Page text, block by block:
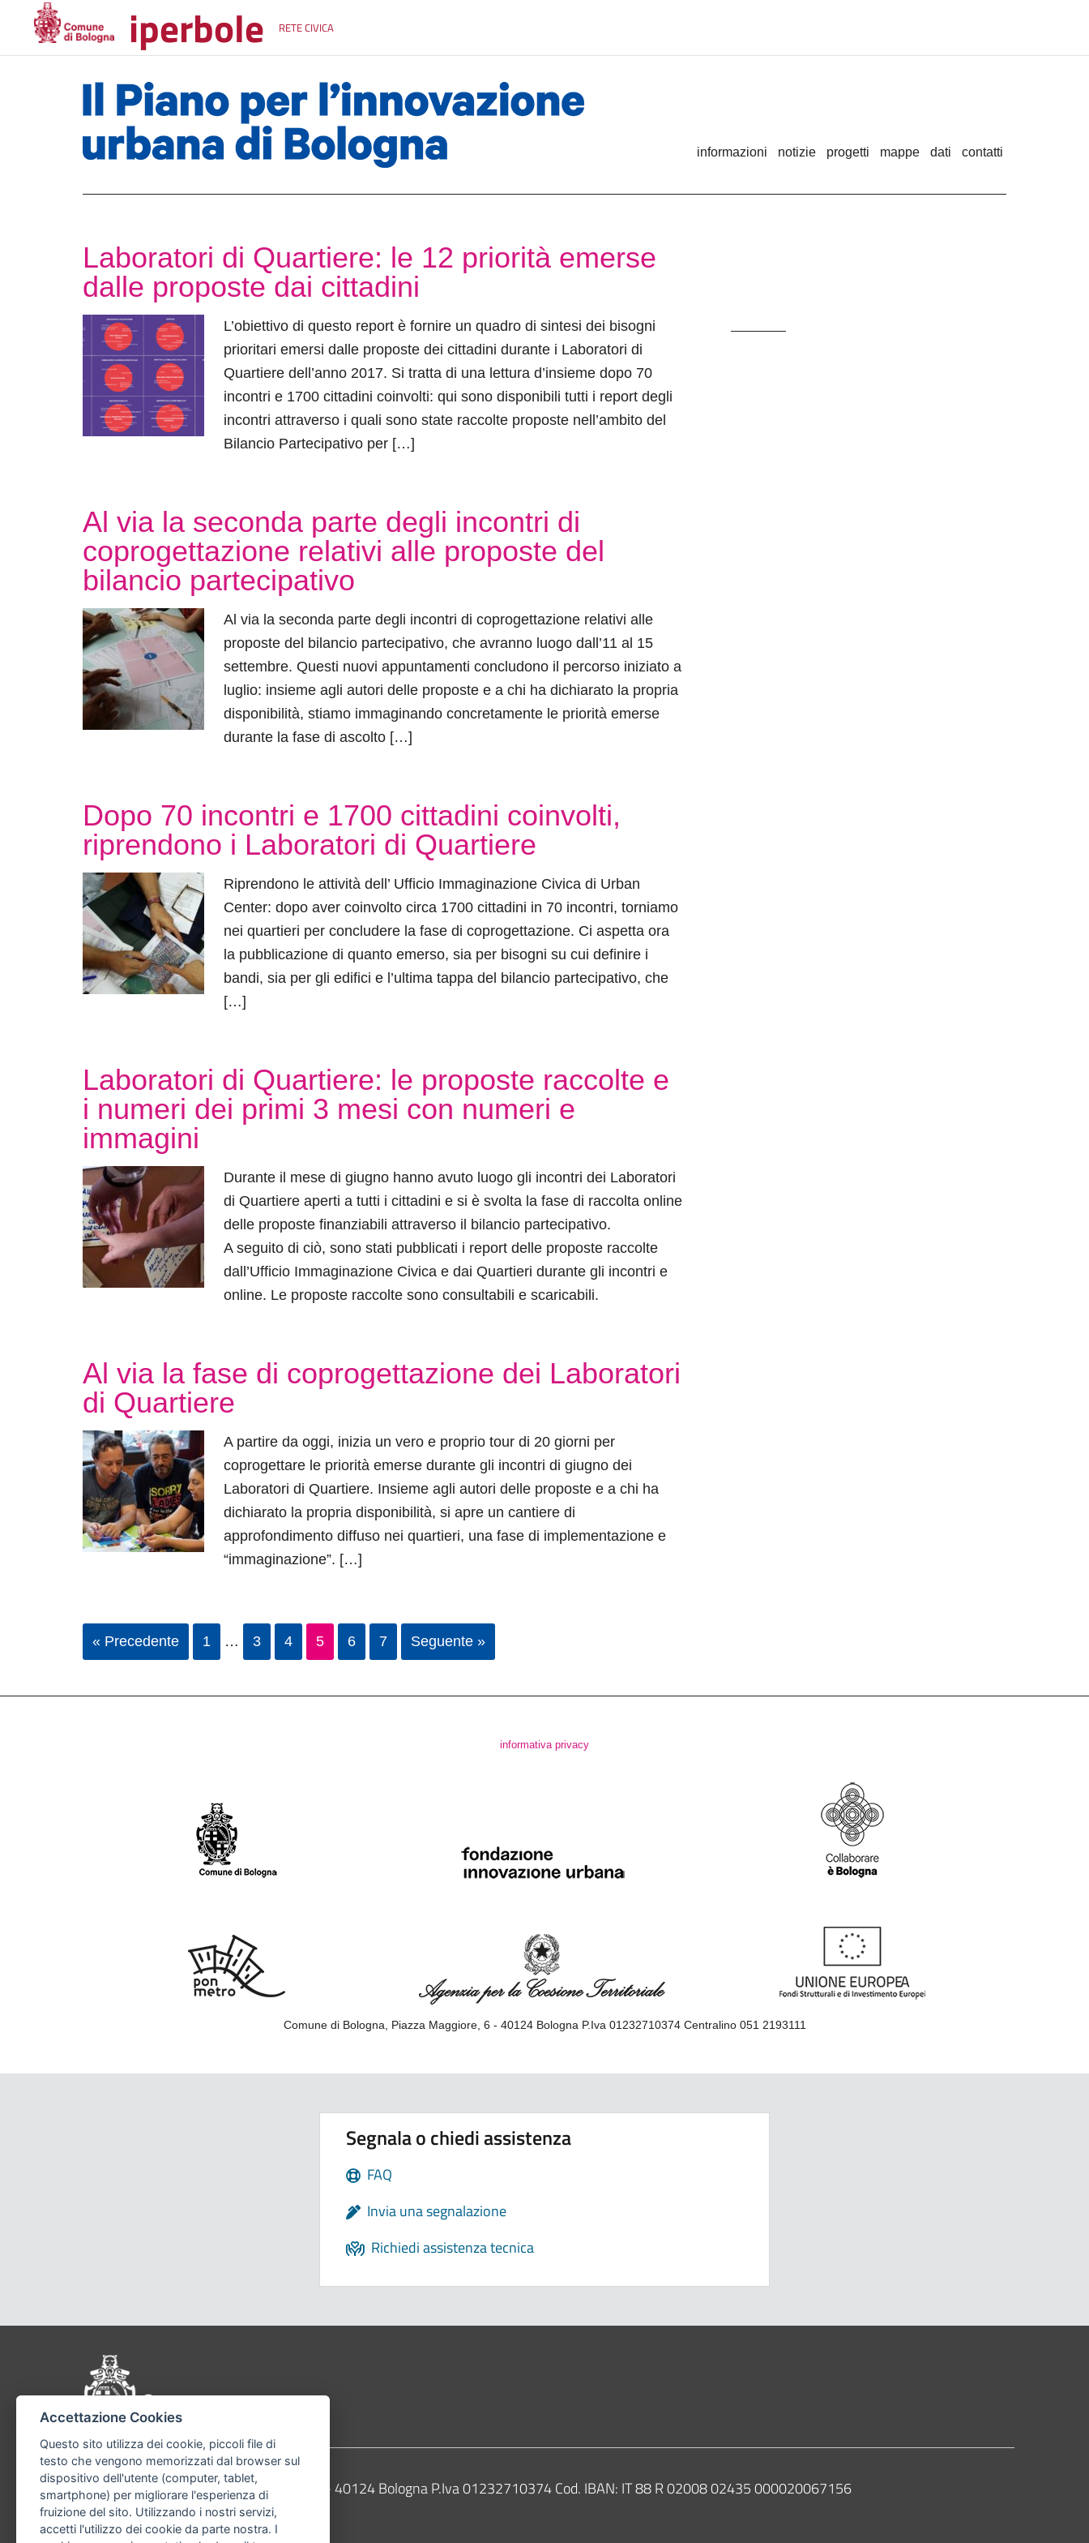
iperbole RETE CIVICA
informazioni notizie progetti mappe dati contatti
Laboratori di Quartiere: le 12 priorità emerse
dalle proposte dai cittadini
L’obiettivo di questo report è fornire un quadro di sintesi dei bisogni
prioritari emersi dalle proposte dei cittadini durante i Laboratori di
Quartiere dell’anno 2017. Si tratta di una lettura d’insieme dopo 70
incontri e 1700 cittadini coinvolti: qui sono disponibili tutti i report degli
incontri attraverso i quali sono state raccolte proposte nell’ambito del
Bilancio Partecipativo per […]
Al via la seconda parte degli incontri di
coprogettazione relativi alle proposte del
bilancio partecipativo
Al via la seconda parte degli incontri di coprogettazione relativi alle
proposte del bilancio partecipativo, che avranno luogo dall’11 al 15
settembre. Questi nuovi appuntamenti concludono il percorso iniziato a
luglio: insieme agli autori delle proposte e a chi ha dichiarato la propria
disponibilità, stiamo immaginando concretamente le priorità emerse
durante la fase di ascolto […]
Dopo 70 incontri e 1700 cittadini coinvolti,
riprendono i Laboratori di Quartiere
Riprendono le attività dell’ Ufficio Immaginazione Civica di Urban
Center: dopo aver coinvolto circa 1700 cittadini in 70 incontri, torniamo
nei quartieri per concludere la fase di coprogettazione. Ci aspetta ora
la pubblicazione di quanto emerso, sia per bisogni su cui definire i
bandi, sia per gli edifici e l’ultima tappa del bilancio partecipativo, che
[…]
Laboratori di Quartiere: le proposte raccolte e
i numeri dei primi 3 mesi con numeri e
immagini
Durante il mese di giugno hanno avuto luogo gli incontri dei Laboratori
di Quartiere aperti a tutti i cittadini e si è svolta la fase di raccolta online
delle proposte finanziabili attraverso il bilancio partecipativo.
A seguito di ciò, sono stati pubblicati i report delle proposte raccolte
dall’Ufficio Immaginazione Civica e dai Quartieri durante gli incontri e
online. Le proposte raccolte sono consultabili e scaricabili.
Al via la fase di coprogettazione dei Laboratori
di Quartiere
A partire da oggi, inizia un vero e proprio tour di 20 giorni per
coprogettare le priorità emerse durante gli incontri di giugno dei
Laboratori di Quartiere. Insieme agli autori delle proposte e a chi ha
dichiarato la propria disponibilità, si apre un cantiere di
approfondimento diffuso nei quartieri, una fase di implementazione e
“immaginazione”. […]
« Precedente 1 … 3 4 5 6 7 Seguente »
informativa privacy
Comune di Bologna, Piazza Maggiore, 6 - 40124 Bologna P.Iva 01232710374 Centralino 051 2193111
Segnala o chiedi assistenza
FAQ
Invia una segnalazione
Richiedi assistenza tecnica
Pié di pagina di Comune di Bologna
Contatti
Comune di Bologna, Piazza Maggiore, 6 - 40124 Bologna P.Iva 01232710374 Cod. IBAN: IT 88 R 02008 02435 000020067156
Telefono:051203040
Accettazione Cookies
Questo sito utilizza dei cookie, piccoli file di
testo che vengono memorizzati dal browser sul
dispositivo dell'utente (computer, tablet,
smartphone) per migliorare l'esperienza di
fruizione del sito. Utilizzando i nostri servizi,
accetti l'utilizzo dei cookie da parte nostra. I